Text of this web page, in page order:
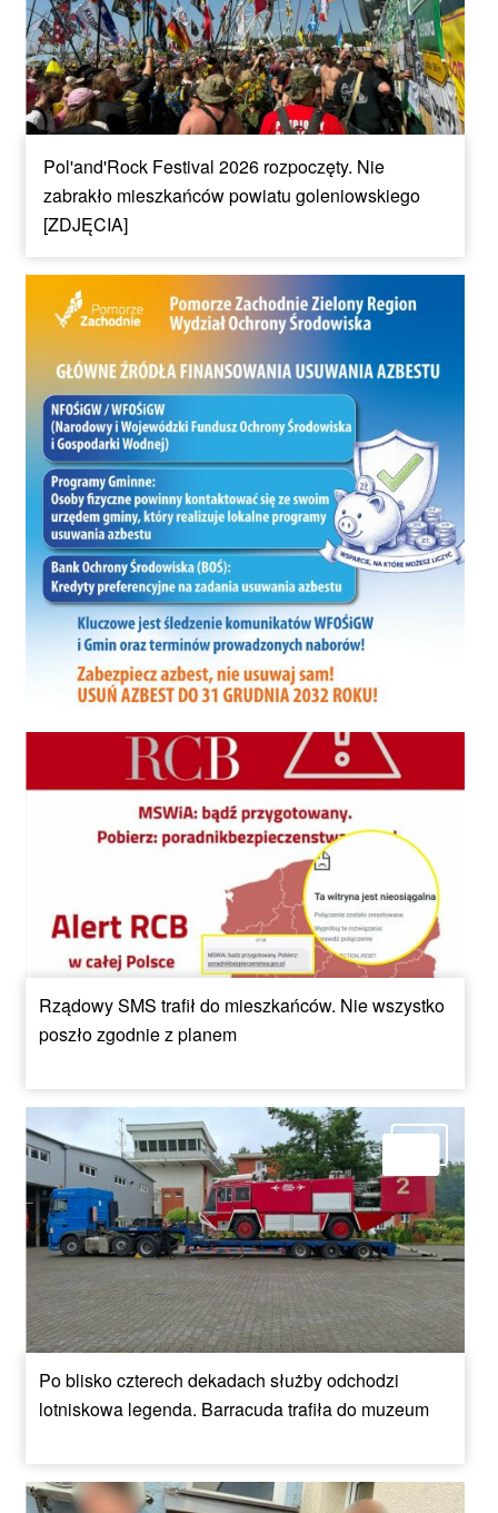
Pol'and'Rock Festival 2026 rozpoczęty. Nie
zabrakło mieszkańców powiatu goleniowskiego
[ZDJĘCIA]
Rządowy SMS trafił do mieszkańców. Nie wszystko
poszło zgodnie z planem
Po blisko czterech dekadach służby odchodzi
lotniskowa legenda. Barracuda trafiła do muzeum